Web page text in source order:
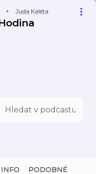
Juda Kaleta
INFO PODOBNÉ